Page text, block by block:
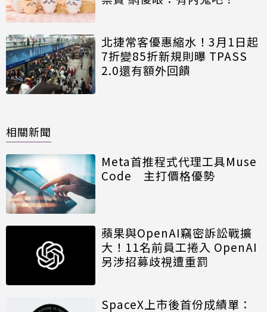
北捷常客優惠縮水！3月1日起
7折變85折新規則曝 TPASS
2.0還有額外回饋
相關新聞
Meta首推程式代理工具Muse
Code 主打價格優勢
蘋果與OpenAI竊密訴訟戰擴
大！11名前員工捲入 OpenAI
另涉招募歧視遭重罰
SpaceX上市後首份成績單：